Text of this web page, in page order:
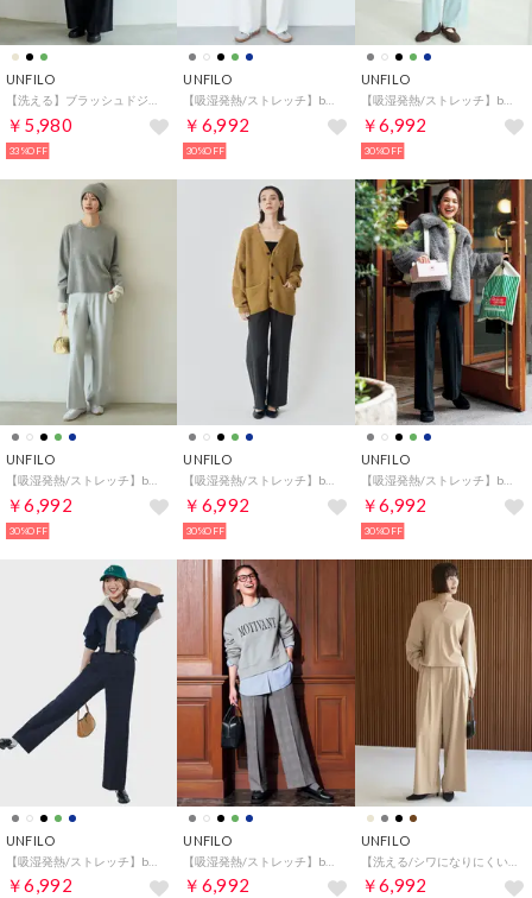
UNFILO
￥5,980
33%OFF
UNFILO
￥6,992
30%OFF
UNFILO
【吸湿発熱/ストレッチ】beauty warm pants ワイド （セージ）
￥6,992
30%OFF
UNFILO
【吸湿発熱/ストレッチ】beauty warm pants ワイド （ライトグレー）
￥6,992
30%OFF
UNFILO
【吸湿発熱/ストレッチ】beauty warm pants ワイド （チャコール）
￥6,992
30%OFF
UNFILO
【吸湿発熱/ストレッチ】beauty warm pants ワイド （ブラック）
￥6,992
30%OFF
UNFILO
￥6,992
UNFILO
￥6,992
UNFILO
￥6,992